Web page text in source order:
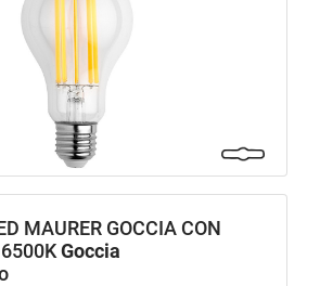
MAURER GOCCIA CON
Goccia